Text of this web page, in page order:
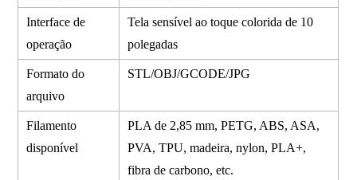
Interface de
operação
Tela sensível ao toque colorida de 10
polegadas
Formato do
arquivo
STL/OBJ/GCODE/JPG
Filamento
disponível
PLA de 2,85 mm, PETG, ABS, ASA,
PVA, TPU, madeira, nylon, PLA+,
fibra de carbono, etc.